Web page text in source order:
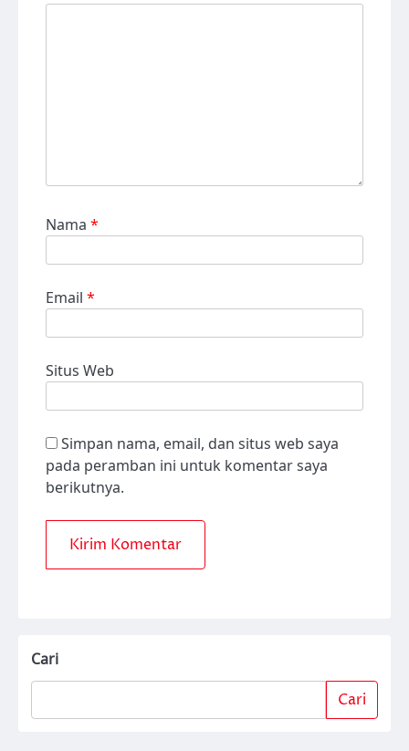
Nama *
Email *
Situs Web
Simpan nama, email, dan situs web saya
pada peramban ini untuk komentar saya
berikutnya.
Cari
Cari